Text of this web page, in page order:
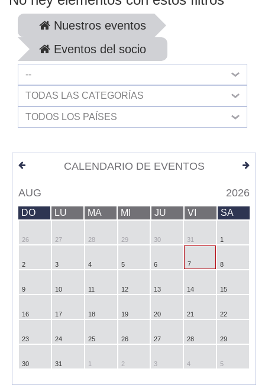
Nuestros eventos
Eventos del socio
--
TODAS LAS CATEGORÍAS
TODOS LOS PAÍSES
CALENDARIO DE EVENTOS
AUG 2026
DO LU MA MI JU VI SA
26 27 28 29 30 31 1
2 3 4 5 6 7 8
9 10 11 12 13 14 15
16 17 18 19 20 21 22
23 24 25 26 27 28 29
30 31 1 2 3 4 5